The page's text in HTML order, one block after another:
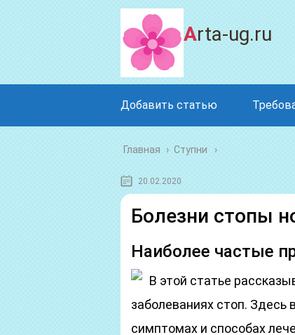
Arta-ug.ru
Добавить статью
Главная › Ступни
20.02.2020
Болезни стопы
Наиболее частые
В этой статье
заболеваниях стоп.
симптомах и способах